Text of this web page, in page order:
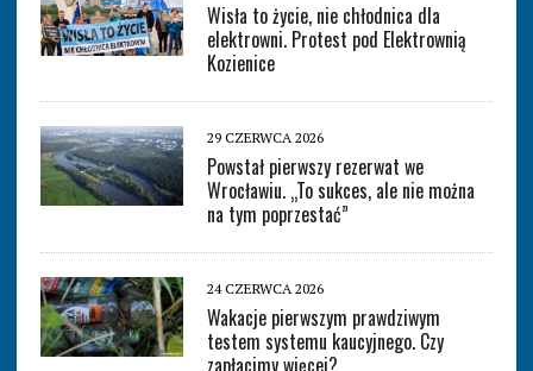
Wisła to życie, nie chłodnica dla
elektrowni. Protest pod Elektrownią
Kozienice
29 CZERWCA 2026
Powstał pierwszy rezerwat we
Wrocławiu. „To sukces, ale nie można
na tym poprzestać”
24 CZERWCA 2026
Wakacje pierwszym prawdziwym
testem systemu kaucyjnego. Czy
zapłacimy więcej?